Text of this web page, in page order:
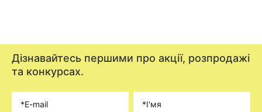
Дізнавайтесь першими про акції, розпродажі
та конкурсах.